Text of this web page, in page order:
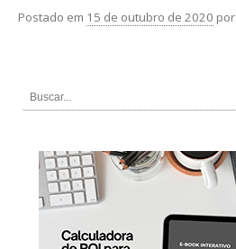
Postado em 15 de outubro de 2020 por